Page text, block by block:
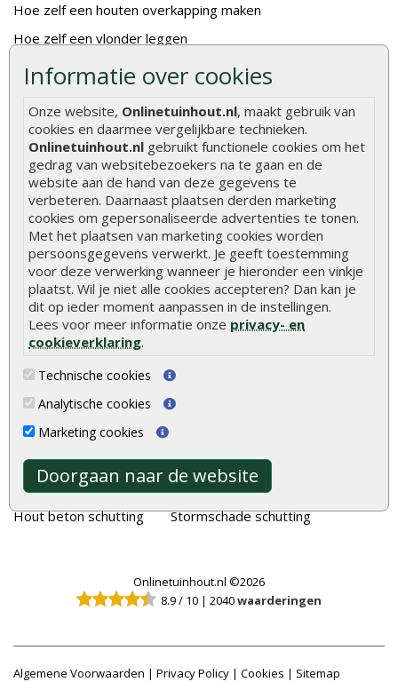
Informatie over cookies
Onze website, Onlinetuinhout.nl, maakt gebruik van
cookies en daarmee vergelijkbare technieken.
Onlinetuinhout.nl gebruikt functionele cookies om het
gedrag van websitebezoekers na te gaan en de
website aan de hand van deze gegevens te
verbeteren. Daarnaast plaatsen derden marketing
cookies om gepersonaliseerde advertenties te tonen.
Met het plaatsen van marketing cookies worden
persoonsgegevens verwerkt. Je geeft toestemming
voor deze verwerking wanneer je hieronder een vinkje
plaatst. Wil je niet alle cookies accepteren? Dan kan je
dit op ieder moment aanpassen in de instellingen.
Lees voor meer informatie onze privacy- en
cookieverklaring.
Technische cookies
Analytische cookies
Marketing cookies
Doorgaan naar de website
Hoe zelf een houten overkapping maken
Hoe zelf een vlonder leggen
Hoe betonpaal plaatsen
De 9 beste tuinschermen van Onlinetuinhout.nl
Stijlvolle houtsoorten voor in de tuin
Duurzame tuin
Welke palen voor een schapenhek
Alle populaire categorieën
Tuinhout
Schutting
Vlonderplanken
Tuinpalen
Tuinhekken
Tuinhuizen
Blokhutten
Overkappingen
Hout beton schutting
Tuindeuren
Tuinschermen
Steigerplanken
Douglas hout
Aanbiedingen
Merken
Stormschade schutting
Onlinetuinhout.nl ©2026
8.9/ 10 | 2040waarderingen
Algemene Voorwaarden | Privacy Policy | Cookies | Sitemap